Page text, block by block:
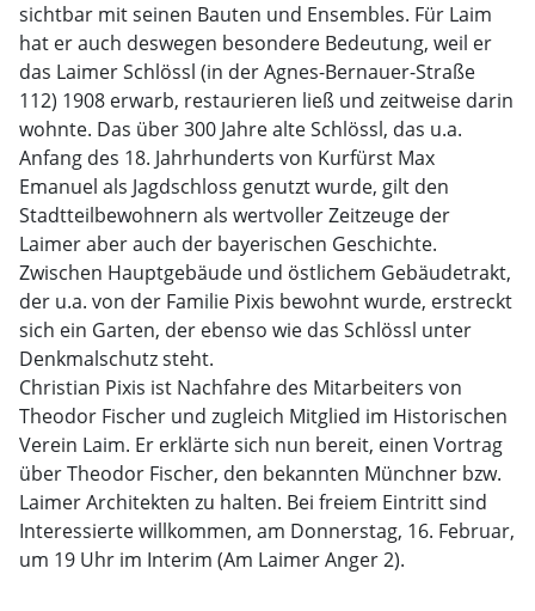
sichtbar mit seinen Bauten und Ensembles. Für Laim
hat er auch deswegen besondere Bedeutung, weil er
das Laimer Schlössl (in der Agnes-Bernauer-Straße
112) 1908 erwarb, restaurieren ließ und zeitweise darin
wohnte. Das über 300 Jahre alte Schlössl, das u.a.
Anfang des 18. Jahrhunderts von Kurfürst Max
Emanuel als Jagdschloss genutzt wurde, gilt den
Stadtteilbewohnern als wertvoller Zeitzeuge der
Laimer aber auch der bayerischen Geschichte.
Zwischen Hauptgebäude und östlichem Gebäudetrakt,
der u.a. von der Familie Pixis bewohnt wurde, erstreckt
sich ein Garten, der ebenso wie das Schlössl unter
Denkmalschutz steht.
Christian Pixis ist Nachfahre des Mitarbeiters von
Theodor Fischer und zugleich Mitglied im Historischen
Verein Laim. Er erklärte sich nun bereit, einen Vortrag
über Theodor Fischer, den bekannten Münchner bzw.
Laimer Architekten zu halten. Bei freiem Eintritt sind
Interessierte willkommen, am Donnerstag, 16. Februar,
um 19 Uhr im Interim (Am Laimer Anger 2).